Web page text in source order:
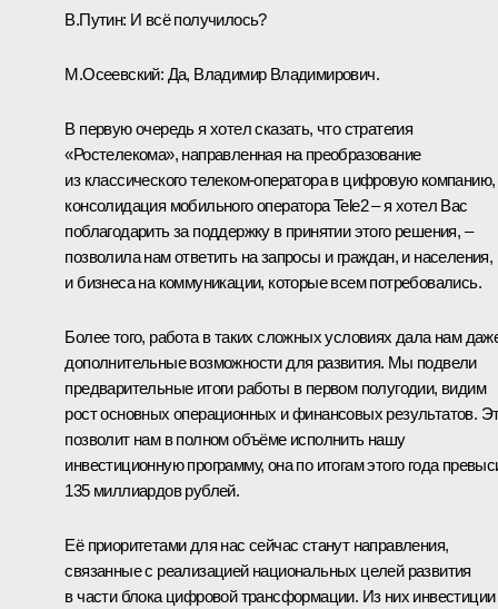
В.Путин: И всё получилось?
М.Осеевский: Да, Владимир Владимирович.
В первую очередь я хотел сказать, что стратегия
«Ростелекома», направленная на преобразование
из классического телеком‑оператора в цифровую компанию,
консолидация мобильного оператора Tele2 – я хотел Вас
поблагодарить за поддержку в принятии этого решения, –
позволила нам ответить на запросы и граждан, и населения,
и бизнеса на коммуникации, которые всем потребовались.
Более того, работа в таких сложных условиях дала нам
дополнительные возможности для развития. Мы подвели
предварительные итоги работы в первом полугодии, видим
рост основных операционных и финансовых результатов.
позволит нам в полном объёме исполнить нашу
инвестиционную программу, она по итогам этого года
135 миллиардов рублей.
Её приоритетами для нас сейчас станут направления,
связанные с реализацией национальных целей развития
в части блока цифровой трансформации. Из них инвестиции